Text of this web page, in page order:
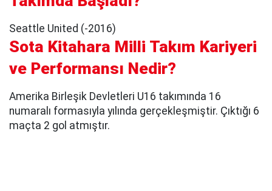
Seattle United (-2016)
Sota Kitahara Milli Takım Kariyeri
ve Performansı Nedir?
Amerika Birleşik Devletleri U16 takımında 16
numaralı formasıyla yılında gerçekleşmiştir. Çıktığı 6
maçta 2 gol atmıştır.